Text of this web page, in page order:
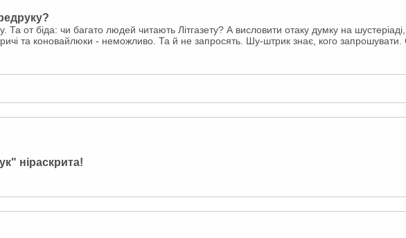
Та от біда: чи багато людей читають Літгазету? А висловити отаку думку на
та коновайлюки - неможливо. Та й не запросять. Шу-штрик знає, кого запрошувати.
ніраскрита!